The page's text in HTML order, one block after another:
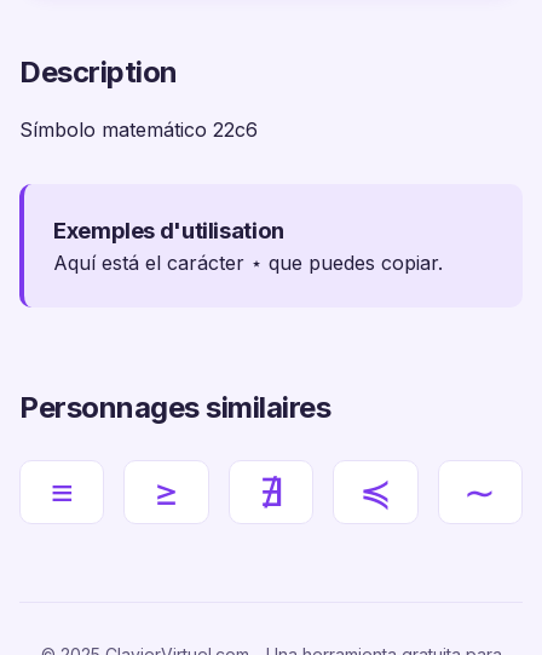
Description
Símbolo matemático 22c6
Exemples d'utilisation
Aquí está el carácter ⋆ que puedes copiar.
Personnages similaires
≡ ≥ ∄ ≼ ∼